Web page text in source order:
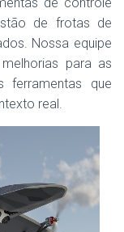
de frotas de
Nossa equipe
para as
ferramentas que
real.